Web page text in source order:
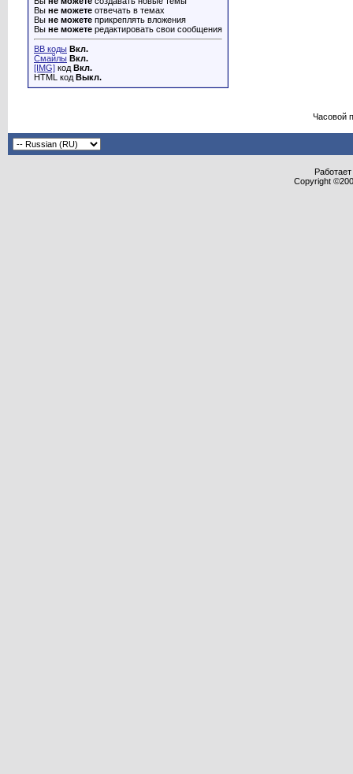
Вы не можете отвечать в темах
Вы не можете прикреплять вложения
Вы не можете редактировать свои сообщения
BB коды Вкл.
Смайлы Вкл.
[IMG] код Вкл.
HTML код Выкл.
Часовой
Copyright